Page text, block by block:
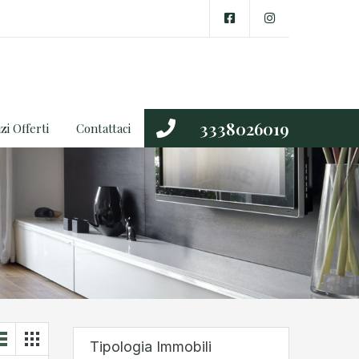
3338026019
Offerti Contattaci
Tipologia Immobili